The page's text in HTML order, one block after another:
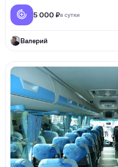
5 000 ₽в сутки
Валерий